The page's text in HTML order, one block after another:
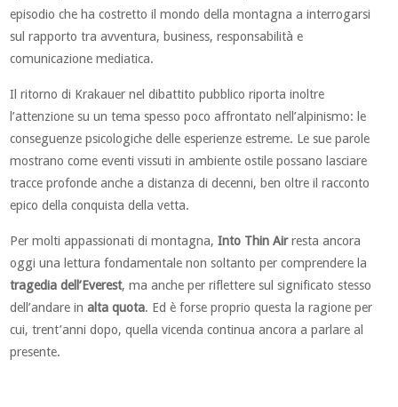
episodio che ha costretto il mondo della montagna a interrogarsi
sul rapporto tra avventura, business, responsabilità e
comunicazione mediatica.
Il ritorno di Krakauer nel dibattito pubblico riporta inoltre
l’attenzione su un tema spesso poco affrontato nell’alpinismo: le
conseguenze psicologiche delle esperienze estreme. Le sue parole
mostrano come eventi vissuti in ambiente ostile possano lasciare
tracce profonde anche a distanza di decenni, ben oltre il racconto
epico della conquista della vetta.
Per molti appassionati di montagna,Into Thin Airresta ancora
oggi una lettura fondamentale non soltanto per comprendere la
tragedia dell’Everest, ma anche per riflettere sul significato stesso
dell’andare inalta quota. Ed è forse proprio questa la ragione per
cui, trent’anni dopo, quella vicenda continua ancora a parlare al
presente.